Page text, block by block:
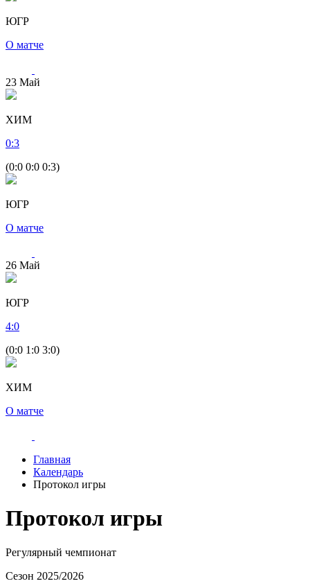
ЮГР
О матче
23 Май
ХИМ
0:3
(0:0 0:0 0:3)
ЮГР
О матче
26 Май
ЮГР
4:0
(0:0 1:0 3:0)
ХИМ
О матче
Главная
Календарь
Протокол игры
Протокол игры
Регулярный чемпионат
Сезон 2025/2026